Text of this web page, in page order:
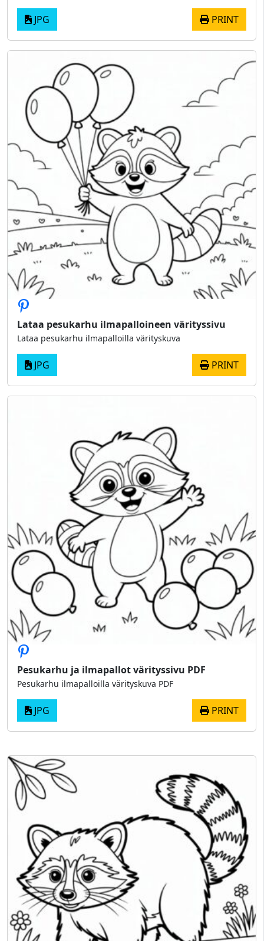
JPG PRINT
Lataa pesukarhu ilmapalloineen värityssivu
Lataa pesukarhu ilmapalloilla värityskuva
JPG PRINT
Pesukarhu ja ilmapallot värityssivu PDF
Pesukarhu ilmapalloilla värityskuva PDF
JPG PRINT